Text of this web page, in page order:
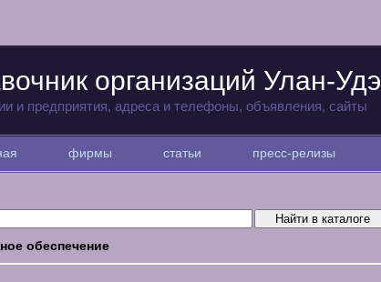
организаций Улан-Удэ
и предприятия, адреса и телефоны, объявления, сайты
фирмы статьи пресс-релизы
обеспечение